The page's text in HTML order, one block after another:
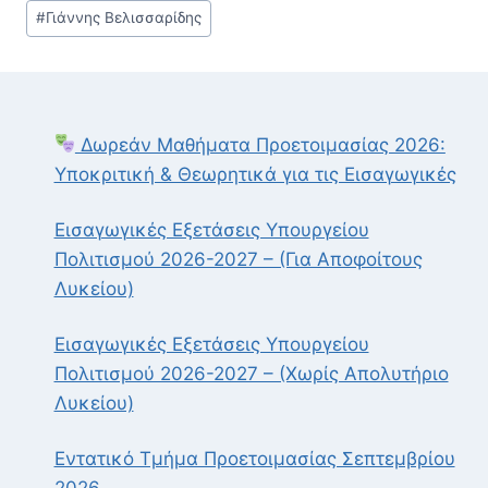
Post
Tags:
#Γιάννης Βελισσαρίδης
Δωρεάν Μαθήματα Προετοιμασίας 2026:
Υποκριτική & Θεωρητικά για τις Εισαγωγικές
Εισαγωγικές Εξετάσεις Υπουργείου
Πολιτισμού 2026-2027 – (Για Αποφοίτους
Λυκείου)
Εισαγωγικές Εξετάσεις Υπουργείου
Πολιτισμού 2026-2027 – (Χωρίς Απολυτήριο
Λυκείου)
Εντατικό Τμήμα Προετοιμασίας Σεπτεμβρίου